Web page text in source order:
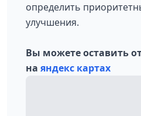
определить
улучшения.
Вы можете оставить
на яндекс картах